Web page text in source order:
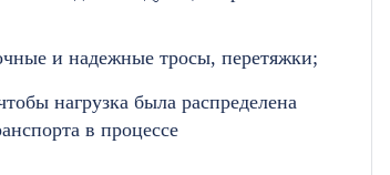
и надежные тросы, перетяжки;
нагрузка была распределена
в процессе